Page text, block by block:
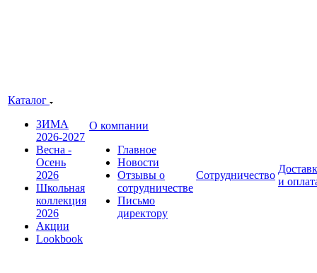
Каталог
ЗИМА
2026-2027
Весна -
Осень
2026
Школьная
коллекция
2026
Акции
Lookbook
О компании
Главное
Новости
Отзывы о
сотрудничестве
Письмо
директору
Сотрудничество
и